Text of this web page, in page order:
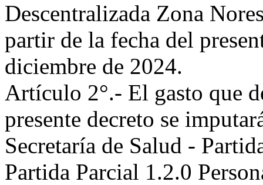
Descentralizada Zona
partir de la fecha del
diciembre de 2024.
Artículo 2°.- El gasto que
presente decreto se
Secretaría de Salud -
Partida Parcial 1.2.0